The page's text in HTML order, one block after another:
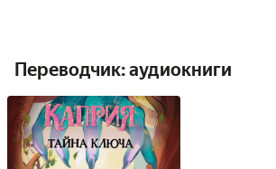
Переводчик: аудиокниги